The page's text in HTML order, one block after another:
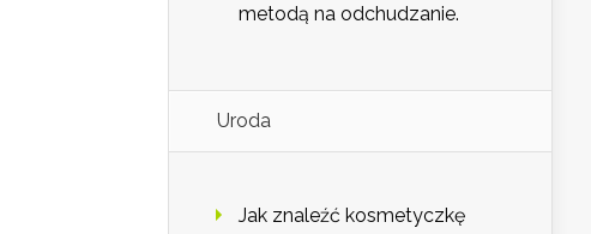
metodą na odchudzanie.
Uroda
Jak znaleźć kosmetyczkę